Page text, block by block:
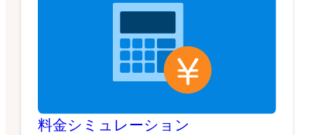
料金シミュレーション